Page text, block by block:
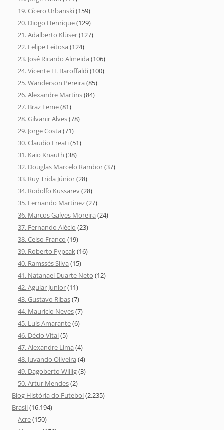
19. Cícero Urbanski(159)
20. Diogo Henrique(129)
21. Adalberto Klüser(127)
22. Felipe Feitosa (124)
23. José Ricardo Almeida (106)
24. Vicente H. Baroffaldi(100)
25. Wanderson Pereira (85)
26. Alexandre Martins(84)
27. Braz Leme(81)
28. Gilvanir Alves(78)
29. Jorge Costa (71)
30. Claudio Freati(51)
31. Kaio Knauth (38)
32. Douglas Marcelo Rambor(37)
33. Ruy Trida Júnior(28)
34. Rodolfo Kussarev(28)
35. Fernando Martinez(27)
36. Marcos Galves Moreira (24)
37. Fernando Alécio (23)
38. Celso Franco (19)
39. Roberto Pypcak(16)
40. Ramssés Silva (15)
41. Natanael Duarte Neto (12)
42. Aguiar Junior(11)
43. Gustavo Ribas(7)
44. Maurício Neves(7)
45. Luís Amarante(6)
46. Décio Vital(5)
47. Alexandre Lima (4)
48. Juvando Oliveira (4)
49. Dagoberto Willig(3)
50. Artur Mendes(2)
Blog História do Futebol(2.235)
Brasil(16.194)
Acre(150)